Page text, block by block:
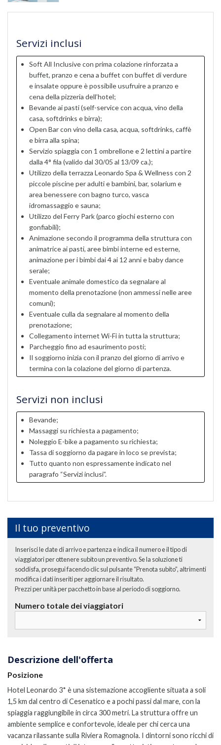
Servizi inclusi
Soft All Inclusive con prima colazione rinforzata a
buffet, pranzo e cena a buffet con buffet di verdure
e insalate oppure è possibile usufruire a pranzo e
cena della pizzeria dell’hotel;
Bevande ai pasti (self-service con acqua, vino della
casa, softdrinks e birra);
Open Bar con vino della casa, acqua, softdrinks, caffè
e birra alla spina;
Servizio spiaggia con 1 ombrellone e 2 lettini a partire
dalla 4° fila (valido dal 30/05 al 13/09 ca.);
Utilizzo della terrazza Leonardo Spa & Wellness con 2
piccole piscine per adulti e bambini, bar, solarium e
area benessere con bagno turco, vasca
idromassaggio e sauna;
Utilizzo del Ferry Park (parco giochi esterno con
gonfiabili);
Animazione secondo il programma della struttura con
animatrice ai pasti, aree bimbi interne ed esterne,
animazione per i bimbi dai 4 ai 12 anni e baby dance
serale;
Eventuale animale domestico da segnalare al
momento della prenotazione (non ammessi nelle aree
comuni);
Eventuale culla da segnalare al momento della
prenotazione;
Collegamento internet Wi-Fi in tutta la struttura;
Parcheggio fino ad esaurimento posti;
Il soggiorno inizia con il pranzo del giorno di arrivo e
termina con la colazione del giorno di partenza.
Servizi non inclusi
Bevande;
Massaggi su richiesta a pagamento;
Noleggio E-bike a pagamento su richiesta;
Tassa di soggiorno da pagare in loco se prevista;
Tutto quanto non espressamente indicato nel
paragrafo “Servizi inclusi”.
Il tuo preventivo
Inserisci le date di arrivo e partenza e indica il numero e il tipo di
viaggiatori per ottenere subito un preventivo. Se la soluzione ti
soddisfa, prosegui facendo clic sul pulsante “Prenota subito”, altrimenti
modifica i dati inseriti per aggiornare il risultato.
Prezzi per unità per pacchetto in base al periodo di soggiorno.
Numero totale dei viaggiatori
Descrizione dell'offerta
Posizione
Hotel Leonardo 3* è una sistemazione accogliente situata a soli
1,5 km dal centro di Cesenatico e a pochi passi dal mare, con la
spiaggia raggiungibile in circa 300 metri. La struttura offre un
ambiente semplice e confortevole, ideale per chi cerca una
vacanza rilassante sulla Riviera Romagnola. I dintorni sono ricchi di